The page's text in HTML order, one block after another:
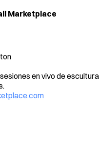
Marketplace
en vivo de